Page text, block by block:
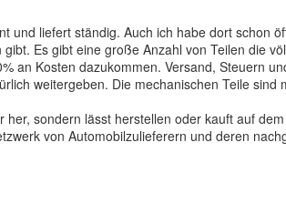
und liefert ständig. Auch ich habe dort schon
Es gibt eine große Anzahl von Teilen die
an Kosten dazukommen. Versand, Steuern
weitergeben. Die mechanischen Teile
her, sondern lässt herstellen oder kauft auf
von Automobilzulieferern und deren